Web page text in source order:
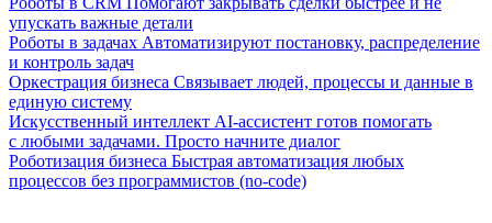
упускать важные детали
Роботы в задачах Автоматизируют постановку, распределение
и контроль задач
Оркестрация бизнеса Связывает людей, процессы и данные в
единую систему
Искусственный интеллект AI-ассистент готов помогать
с любыми задачами. Просто начните диалог
Роботизация бизнеса Быстрая автоматизация любых
процессов без программистов (no-code)